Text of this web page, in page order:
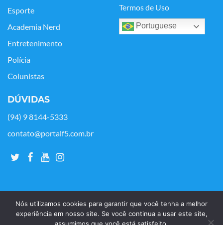
Esporte
Academia Nerd
Entretenimento
Polícia
Colunistas
Termos de Uso
Portuguese
DÚVIDAS
(94) 9 8144-5333
contato@portalf5.com.br
Nós utilizamos cookies para garantir que você tenha a melhor
experiência em nosso site. Se você continua a usar este site,